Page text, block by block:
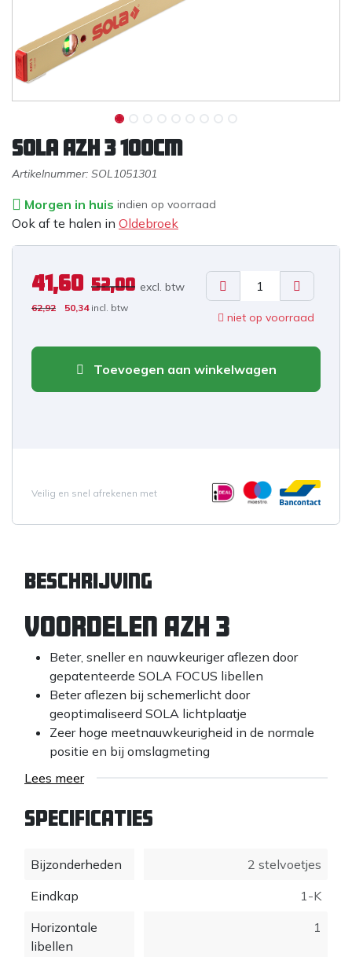
Sola AZH 3 100cm
Artikelnummer: SOL1051301
Morgen in huis indien op voorraad
Ook af te halen in Oldebroek
41,60 52,00 excl. btw
62,92 50,34 incl. btw
niet op voorraad
Toevoegen aan winkelwagen
Veilig en snel afrekenen met
Beschrijving
Voordelen AZH 3
Beter, sneller en nauwkeuriger aflezen door
gepatenteerde SOLA FOCUS libellen
Beter aflezen bij schemerlicht door
geoptimaliseerd SOLA lichtplaatje
Zeer hoge meetnauwkeurigheid in de normale
positie en bij omslagmeting
vergrotingslens (+20 %) en 30 jaar garantie op
lekkage
Bijzonder robuust profiel van een hoog sterke
Schokdempende eindkappen
Toepassingen AZH 3
Horizontaal meten
Verticaal meten
Lees meer
Specificaties
Bijzonderheden
2 stelvoetjes
Eindkap
1-K
Horizontale
libellen
1